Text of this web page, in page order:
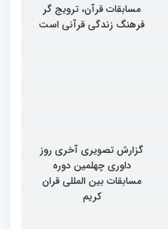
مسابقات قرآن، ترویج گر
فرهنگ زندگی قرآنی است
گزارش تصویری آخری روز
داوری چهلمین دوره
مسابقات بین المللی قران
کریم